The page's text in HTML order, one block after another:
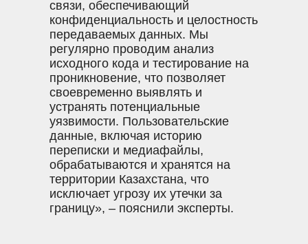
связи, обеспечивающий
конфиденциальность и целостность
передаваемых данных. Мы
регулярно проводим анализ
исходного кода и тестирование на
проникновение, что позволяет
своевременно выявлять и
устранять потенциальные
уязвимости. Пользовательские
данные, включая историю
переписки и медиафайлы,
обрабатываются и хранятся на
территории Казахстана, что
исключает угрозу их утечки за
границу», – пояснили эксперты.